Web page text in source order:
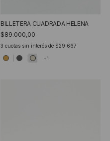
BILLETERA CUADRADA HELENA
$89.000,00
3 cuotas sin interés de $29.667
+1